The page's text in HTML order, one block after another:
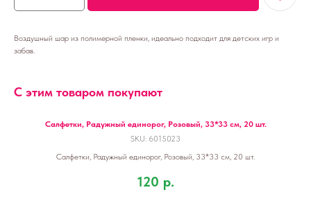
Воздушный шар из полимерной пленки, идеально подходит для детских игр и
забав.
С этим товаром покупают
Салфетки, Радужный единорог, Розовый, 33*33 см, 20 шт.
SKU: 6015023
Салфетки, Радужный единорог, Розовый, 33*33 см, 20 шт.
120 р.